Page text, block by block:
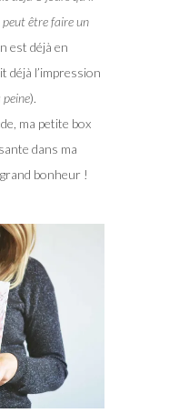
être faire un
est déjà en
déjà l’impression
peine).
ma petite box
dans ma
bonheur !